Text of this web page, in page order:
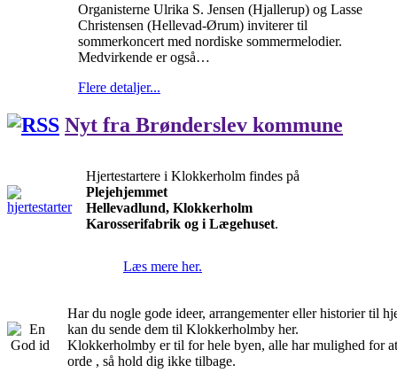
Organisterne Ulrika S. Jensen (Hjallerup) og Lasse
Christensen (Hellevad-Ørum) inviterer til
sommerkoncert med nordiske sommermelodier.
Medvirkende er også…
Flere detaljer...
Nyt fra Brønderslev kommune
Hjertestartere i Klokkerholm findes på
Plejehjemmet
Hellevadlund, Klokkerholm
Karosserifabrik og i Lægehuset.
Læs mere her.
Har du nogle gode ideer, arrangementer eller historier til
kan du sende dem til Klokkerholmby her.
Klokkerholmby er til for hele byen, alle har mulighed for
orde , så hold dig ikke tilbage.